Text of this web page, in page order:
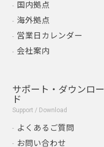
国内拠点
海外拠点
営業日カレンダー
会社案内
サポート・ダウンロー
ド
Support / Download
よくあるご質問
お問い合わせ